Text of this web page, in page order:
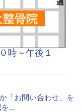
時～午後１
「お問い合わせ」を
...